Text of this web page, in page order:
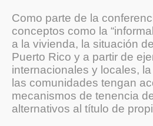
Como parte de la
conceptos como la
a la vivienda, la situación
Puerto Rico y a partir de
internacionales y locales,
las comunidades tengan
mecanismos de tenencia
alternativos al título de